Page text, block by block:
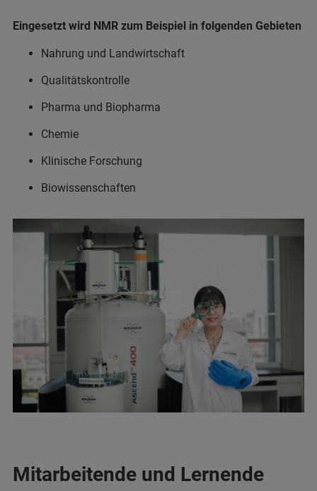
Eingesetzt wird NMR zum Beispiel in folgenden Gebieten
Nahrung und Landwirtschaft
Qualitätskontrolle
Pharma und Biopharma
Chemie
Klinische Forschung
Biowissenschaften
Mitarbeitende und Lernende